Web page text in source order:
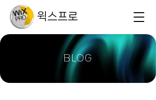
윅스프로
BLOG